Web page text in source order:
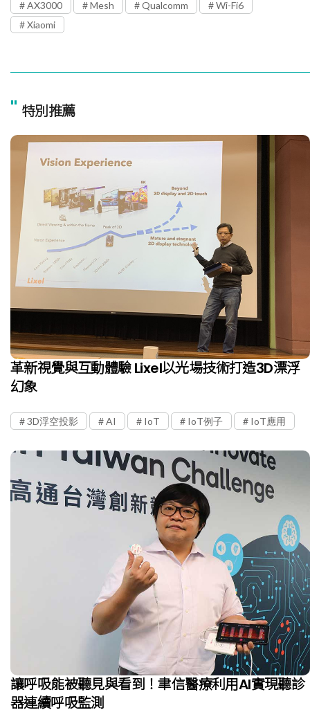
AX3000 Mesh Qualcomm
Wi-Fi6
Xiaomi
" 特別推薦
革新視覺與互動體驗 Lixel以光場技術打造3D漂浮
幻象
3D浮空投影 AI IoT IoT例子 IoT應用
讓呼吸能被聽見與看到！聿信醫療利用AI實現聽診
器連續呼吸監測